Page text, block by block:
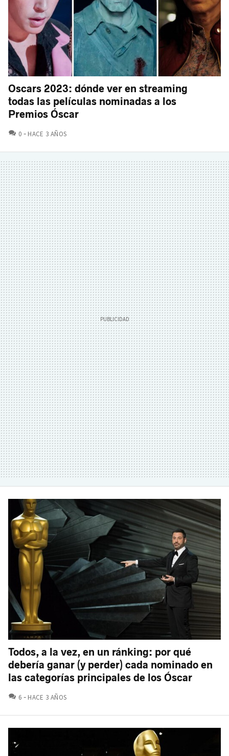
Oscars 2023: dónde ver en streaming
todas las películas nominadas a los
Premios Óscar
0 COMENTARIOS
HACE 3 AÑOS
Todos, a la vez, en un ránking: por qué
debería ganar (y perder) cada nominado en
las categorías principales de los Óscar
6 COMENTARIOS
HACE 3 AÑOS